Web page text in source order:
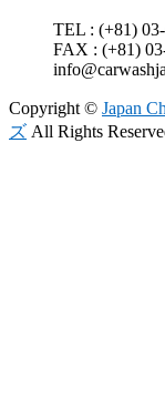
TEL : (+81)
FAX : (+81)
Copyright © Japan
ズ All Rights